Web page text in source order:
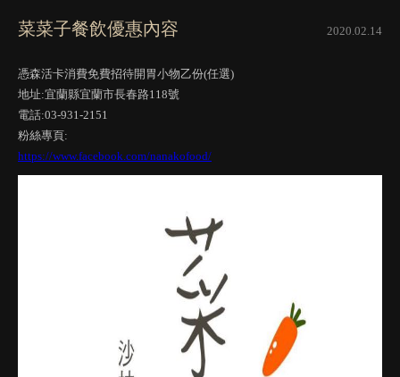
菜菜子餐飲優惠內容 2020.02.14
憑森活卡消費免費招待開胃小物乙份(任選)
地址:宜蘭縣宜蘭市長春路118號
電話:03-931-2151
粉絲專頁:
https://www.facebook.com/nanakofood/